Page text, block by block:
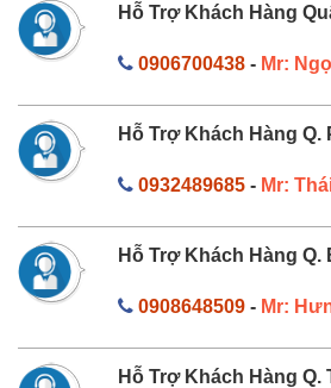
Hỗ Trợ Khách Hàng
0906700438- Mr:
Hỗ Trợ Khách Hàng Q.
0932489685- Mr:
Hỗ Trợ Khách Hàng Q.
0908648509- Mr:
Hỗ Trợ Khách Hàng Q.